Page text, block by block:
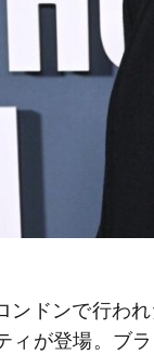
ドンで行わ
ィが登場。ブ